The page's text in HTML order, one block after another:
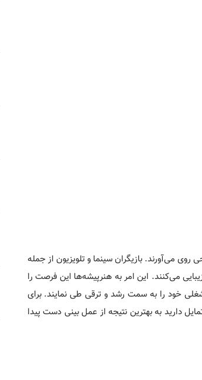
می‌آورند. بازیگران سینما و تلویزیون از جمله
می‌کنند. این امر به هنرپیشه‌ها این فرصت را
خود را به سمت رشد و ترقی طی نمایند. برای
دارید به بهترین نتیجه از عمل بینی دست پیدا